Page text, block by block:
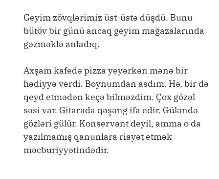
Geyim zövqlərimiz üst-üstə düşdü. Bunu
bütöv bir günü ancaq geyim mağazalarında
gəzməklə anladıq.
Axşam kafedə pizza yeyərkən mənə bir
hədiyyə verdi. Boynumdan asdım. Hə, bir də
qeyd etmədən keçə bilməzdim. Çox gözəl
səsi var. Gitarada qəşəng ifa edir. Güləndə
gözləri gülür. Konservant deyil, amma o da
yazılmamış qanunlara riayət etmək
məcburiyyətindədir.